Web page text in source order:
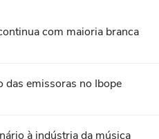
com maioria branca
das emissoras no Ibope
à indústria da música